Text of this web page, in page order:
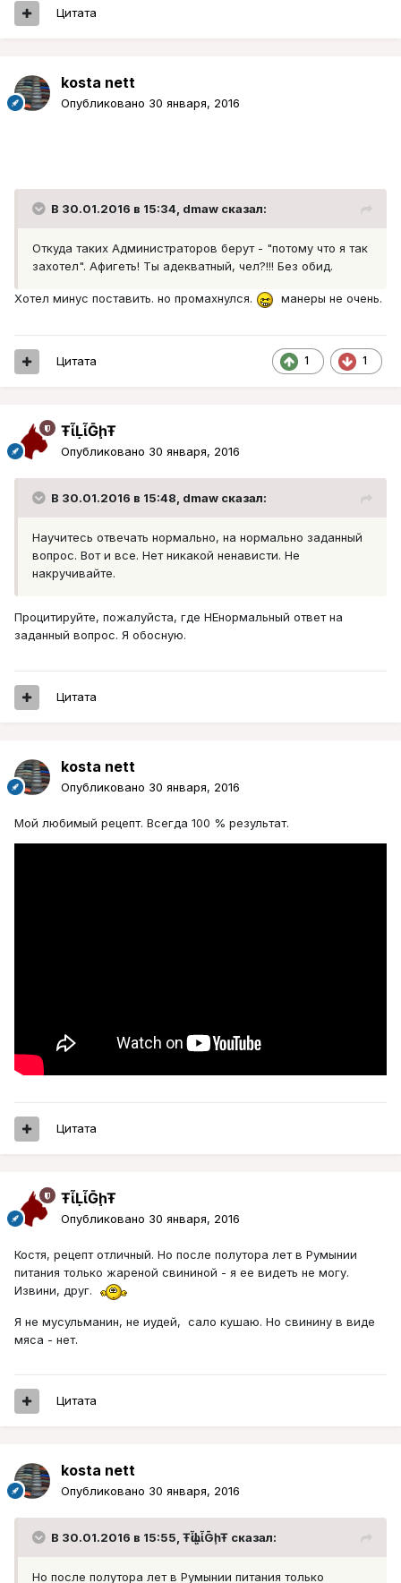
Цитата
kosta nett
Опубликовано 30 января, 2016
В 30.01.2016 в 15:34, dmaw сказал:
Откуда таких Администраторов берут - "потому что я так
захотел". Афигеть! Ты адекватный, чел?!!! Без обид.
Хотел минус поставить. но промахнулся. манеры не очень.
1 1
Цитата
ŦᾡἷḶἷḠḩŦ
Опубликовано 30 января, 2016
В 30.01.2016 в 15:48, dmaw сказал:
Научитесь отвечать нормально, на нормально заданный
вопрос. Вот и все. Нет никакой ненависти. Не
накручивайте.
Процитируйте, пожалуйста, где НЕнормальный ответ на
заданный вопрос. Я обосную.
Цитата
kosta nett
Опубликовано 30 января, 2016
Мой любимый рецепт. Всегда 100 % результат.
Цитата
ŦᾡἷḶἷḠḩŦ
Опубликовано 30 января, 2016
Костя, рецепт отличный. Но после полутора лет в Румынии
питания только жареной свининой - я ее видеть не могу.
Извини, друг.
Я не мусульманин, не иудей, сало кушаю. Но свинину в виде
мяса - нет.
Цитата
kosta nett
Опубликовано 30 января, 2016
В 30.01.2016 в 15:55, ŦᾡἷḶἷḠḩŦ сказал:
Но после полутора лет в Румынии питания только